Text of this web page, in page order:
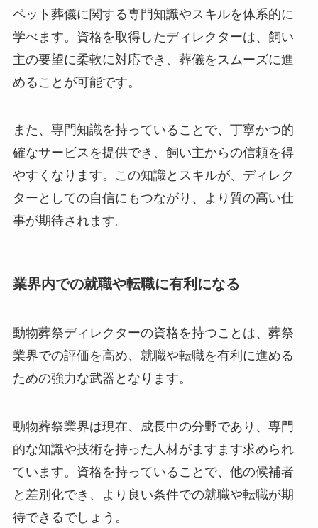
ペット葬儀に関する専門知識やスキルを体系的に
学べます。資格を取得したディレクターは、飼い
主の要望に柔軟に対応でき、葬儀をスムーズに進
めることが可能です。
また、専門知識を持っていることで、丁寧かつ的
確なサービスを提供でき、飼い主からの信頼を得
やすくなります。この知識とスキルが、ディレク
ターとしての自信にもつながり、より質の高い仕
事が期待されます。
業界内での就職や転職に有利になる
動物葬祭ディレクターの資格を持つことは、葬祭
業界での評価を高め、就職や転職を有利に進める
ための強力な武器となります。
動物葬祭業界は現在、成長中の分野であり、専門
的な知識や技術を持った人材がますます求められ
ています。資格を持っていることで、他の候補者
と差別化でき、より良い条件での就職や転職が期
待できるでしょう。